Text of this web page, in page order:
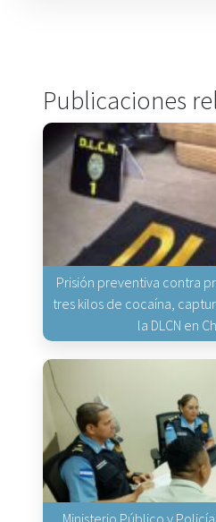
Publicaciones
Prisión preventiva contra
tres kilos de cocaína,
la DLCN en
Ministerio Público y